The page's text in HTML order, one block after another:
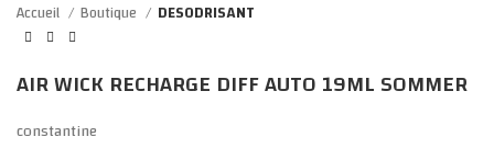
Accueil Boutique DESODRISANT
AIR WICK RECHARGE DIFF AUTO 19ML SOMMER
constantine